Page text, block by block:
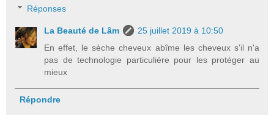
Réponses
La Beauté de Lâm
25 juillet 2019 à 10:50
En effet, le sèche cheveux abîme les cheveux s'il n'a
pas de technologie particulière pour les protéger au
mieux
Répondre